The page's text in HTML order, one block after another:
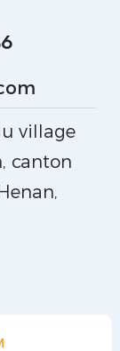
village
canton